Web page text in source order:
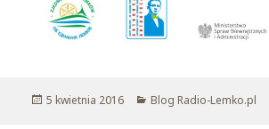
Opublikowano
5 kwietnia 2016 Kategorie
Blog Radio-Lemko.pl